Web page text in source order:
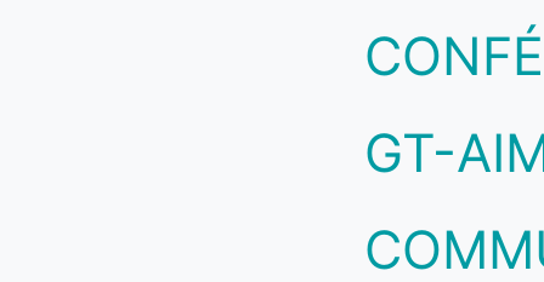
GT-